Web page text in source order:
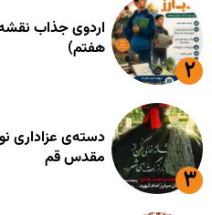
اردوی جذاب
هفتم)
دسته‌ی عزاداری
مقدس قم